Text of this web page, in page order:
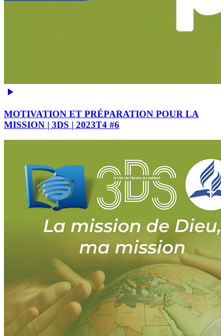
MOTIVATION ET PRÉPARATION POUR LA
MISSION | 3DS | 2023T4 #6